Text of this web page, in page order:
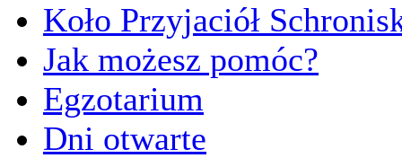
Koło Przyjaciół
Jak możesz pomóc?
Egzotarium
Dni otwarte